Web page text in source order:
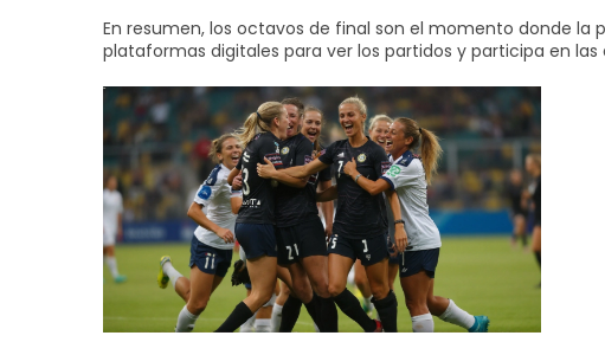
En resumen, los octavos de final son el momento donde la
plataformas digitales para ver los partidos y participa en